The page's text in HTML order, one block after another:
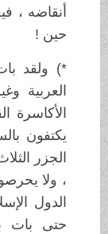
أنقاضه ،
حين !
*) ولقد بات
العربية
الأكاسرة
يكتفون
الجزر
، ولا
الدول
حتى بات